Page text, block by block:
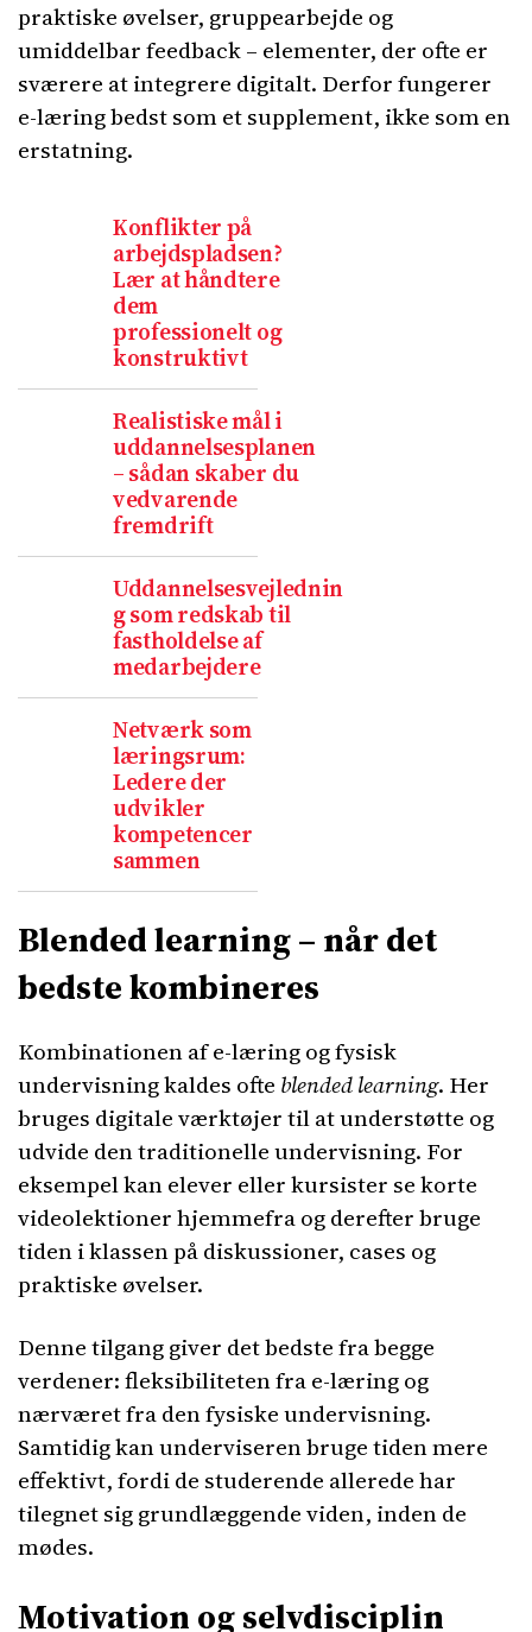
praktiske øvelser, gruppearbejde og
umiddelbar feedback – elementer, der ofte er
sværere at integrere digitalt. Derfor fungerer
e-læring bedst som et supplement, ikke som en
erstatning.
Konflikter på
arbejdspladsen?
Lær at håndtere
dem
professionelt og
konstruktivt
Realistiske mål i
uddannelsesplanen
– sådan skaber du
vedvarende
fremdrift
Uddannelsesvejlednin
g som redskab til
fastholdelse af
medarbejdere
Netværk som
læringsrum:
Ledere der
udvikler
kompetencer
sammen
Blended learning – når det
bedste kombineres
Kombinationen af e-læring og fysisk
undervisning kaldes ofte blended learning. Her
bruges digitale værktøjer til at understøtte og
udvide den traditionelle undervisning. For
eksempel kan elever eller kursister se korte
videolektioner hjemmefra og derefter bruge
tiden i klassen på diskussioner, cases og
praktiske øvelser.
Denne tilgang giver det bedste fra begge
verdener: fleksibiliteten fra e-læring og
nærværet fra den fysiske undervisning.
Samtidig kan underviseren bruge tiden mere
effektivt, fordi de studerende allerede har
tilegnet sig grundlæggende viden, inden de
mødes.
Motivation og selvdisciplin